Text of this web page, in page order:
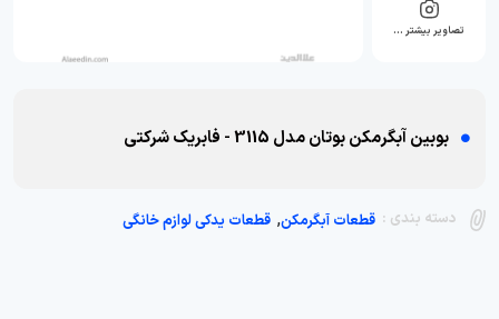
تصاویر بیشتر …
بوبین آبگرمکن بوتان مدل 3115 - فابریک شرکتی
دسته بندی : قطعات آبگرمکن, قطعات یدکی لوازم خانگی